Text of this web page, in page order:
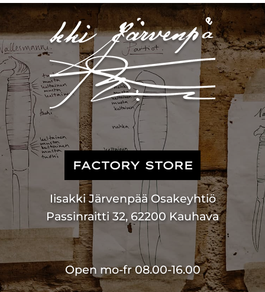
FACTORY STORE
Iisakki Järvenpää Osakeyhtiö
Passinraitti 32, 62200 Kauhava
Open mo-fr 08.00-16.00